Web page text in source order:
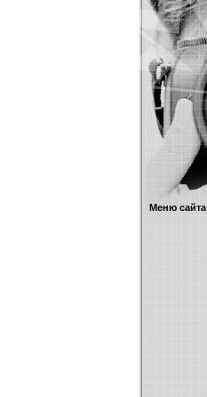
Меню сайта